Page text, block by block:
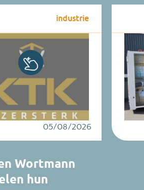
Wortmann
hun
industrie
05/08/2026